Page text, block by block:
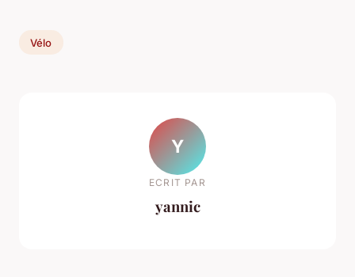
Vélo
Y
ECRIT PAR
yannic